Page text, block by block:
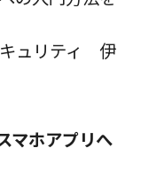
キュリティ 伊
マホアプリへ